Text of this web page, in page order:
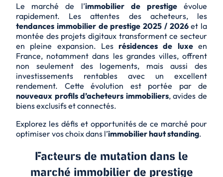
Le marché de l’immobilier de prestigeévolue
rapidement. Les attentes des acheteurs, les
tendances immobilier de prestige 2025 / 2026et la
montée des projets digitaux transforment ce secteur
en pleine expansion. Lesrésidences de luxeen
France, notamment dans les grandes villes, offrent
non seulement des logements, mais aussi des
investissements rentables avec un excellent
rendement. Cette évolution est portée par de
nouveaux profils d’acheteurs immobiliers, avides de
biens exclusifs et connectés.
Explorez les défis et opportunités de ce marché pour
optimiser vos choix dans l’immobilier haut standing.
Facteurs de mutation dans le
marché immobilier de prestige